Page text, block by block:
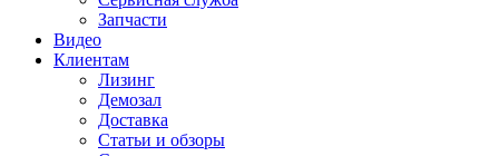
Запчасти
Видео
Клиентам
Лизинг
Демозал
Доставка
Статьи и обзоры